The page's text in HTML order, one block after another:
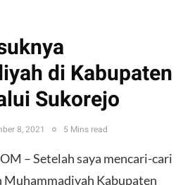
di Kabupaten
Sukorejo
8, 2021 5 Mins read
– Setelah saya mencari-cari
Muhammadiyah Kabupaten